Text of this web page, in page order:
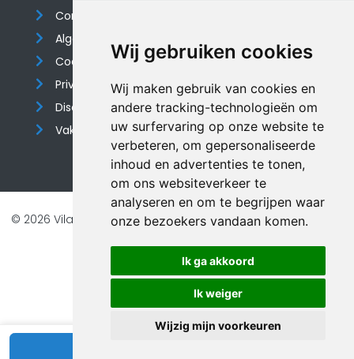
Wij gebruiken cookies
Wij maken gebruik van cookies en
andere tracking-technologieën om
uw surfervaring op onze website te
verbeteren, om gepersonaliseerde
inhoud en advertenties te tonen,
om ons websiteverkeer te
analyseren en om te begrijpen waar
onze bezoekers vandaan komen.
Ik ga akkoord
Ik weiger
Wijzig mijn voorkeuren
Contact
Algemene voorwaarden
Cookieverklaring
Privacyverklaring
Disclaimer
Vakantiehuis website
© 2026 Vilando Vakantiehuizen |Website door FalcoTravel